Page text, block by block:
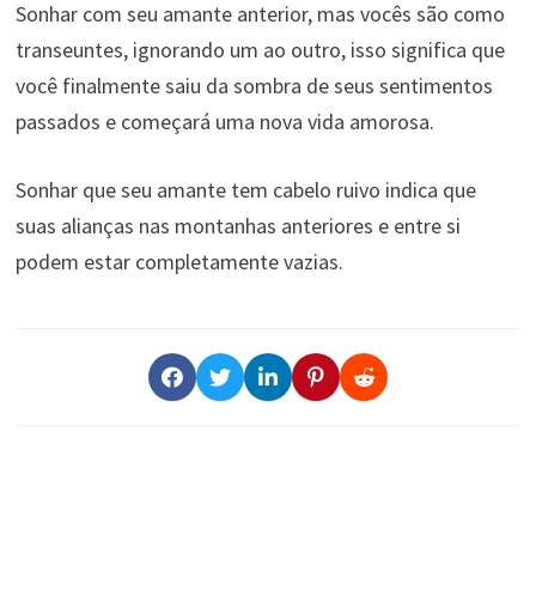
Sonhar com seu amante anterior, mas vocês são como
transeuntes, ignorando um ao outro, isso significa que
você finalmente saiu da sombra de seus sentimentos
passados ​​e começará uma nova vida amorosa.
Sonhar que seu amante tem cabelo ruivo indica que
suas alianças nas montanhas anteriores e entre si
podem estar completamente vazias.